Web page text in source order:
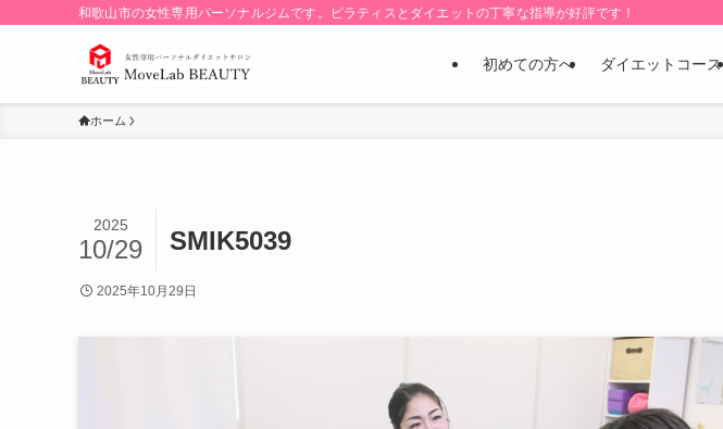
和歌山市の女性専用パーソナルジムです。ピラティスとダイエットの丁寧な指導が好評です！
初めての方へ ダイエットコース
ホーム
SMIK5039
2025
10/29
2025年10月29日